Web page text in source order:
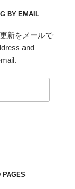
BY EMAIL
新をメールで
and
PAGES